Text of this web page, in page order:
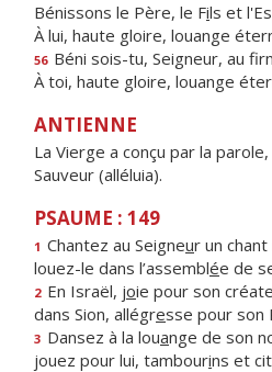
Bénissons le Père, le Fils et
À lui, haute gloire, louange
56 Béni sois-tu, Seigneur, au
À toi, haute gloire, louange
ANTIENNE
La Vierge a conçu par la
Sauveur (alléluia).
PSAUME : 149
1 Chantez au Seigneur un
louez-le dans l’assemblée de
2 En Israël, joie pour son
dans Sion, allégresse pour son
3 Dansez à la louange de son
jouez pour lui, tambourins et